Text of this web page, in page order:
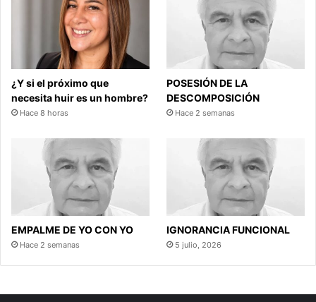
¿Y si el próximo que
necesita huir es un hombre?
Hace 8 horas
POSESIÓN DE LA
DESCOMPOSICIÓN
Hace 2 semanas
EMPALME DE YO CON YO
Hace 2 semanas
IGNORANCIA FUNCIONAL
5 julio, 2026